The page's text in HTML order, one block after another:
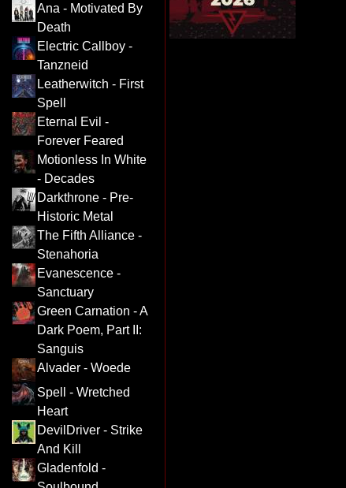
Ana - Motivated By
Death
Electric Callboy -
Tanzneid
Leatherwitch - First
Spell
Eternal Evil -
Forever Feared
Motionless In White
- Decades
Darkthrone - Pre-
Historic Metal
The Fifth Alliance -
Stenahoria
Evanescence -
Sanctuary
Green Carnation - A
Dark Poem, Part II:
Sanguis
Alvader - Woede
Spell - Wretched
Heart
DevilDriver - Strike
And Kill
Gladenfold -